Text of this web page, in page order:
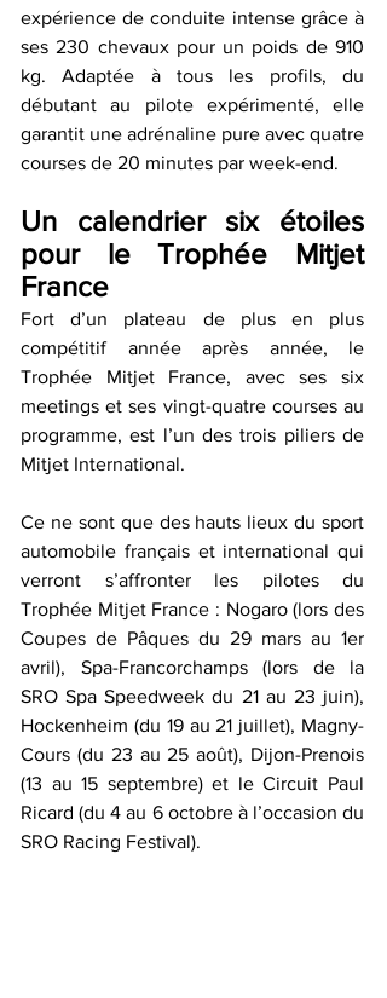
expérience de conduite intense grâce à
ses 230 chevaux pour un poids de 910
kg. Adaptée à tous les profils, du
débutant au pilote expérimenté, elle
garantit une adrénaline pure avec quatre
courses de 20 minutes par week-end.
Un calendrier six étoiles
pour le Trophée Mitjet
France
Fort d’un plateau de plus en plus
compétitif année après année, le
Trophée Mitjet France, avec ses six
meetings et ses vingt-quatre courses au
programme, est l’un des trois piliers de
Mitjet International.
Ce ne sont que des hauts lieux du sport
automobile français et international qui
verront s’affronter les pilotes du
Trophée Mitjet France : Nogaro (lors des
Coupes de Pâques du 29 mars au 1er
avril), Spa-Francorchamps (lors de la
SRO Spa Speedweek du 21 au 23 juin),
Hockenheim (du 19 au 21 juillet), Magny-
Cours (du 23 au 25 août), Dijon-Prenois
(13 au 15 septembre) et le Circuit Paul
Ricard (du 4 au 6 octobre à l’occasion du
SRO Racing Festival).